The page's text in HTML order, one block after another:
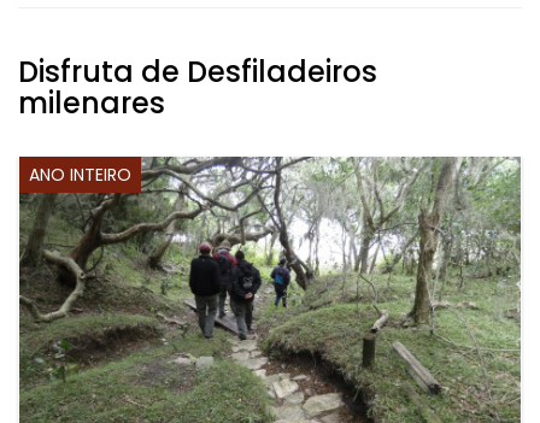
Disfruta de Desfiladeiros
milenares
ANO INTEIRO